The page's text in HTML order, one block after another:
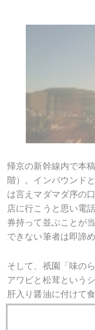
帰京の新幹線内で本
階）。インバウンド
は言えマダマダ序の
店に行こうと思い電
券持って並ぶことが
できない筆者は即諦め
そして、祇園「味の
アワビと松茸という
肝入り醤油に付けて
（笑）。素材をいじ